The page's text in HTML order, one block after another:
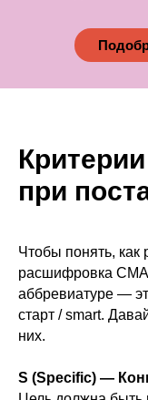
при
Чтобы понять, как
расшифровка
аббревиатуре —
старт / smart.
них.
S (Specific) —